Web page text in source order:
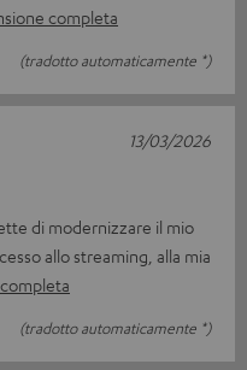
completa
(tradotto automaticamente *)
di modernizzare il mio
allo streaming, alla mia
(tradotto automaticamente *)
13/03/2026